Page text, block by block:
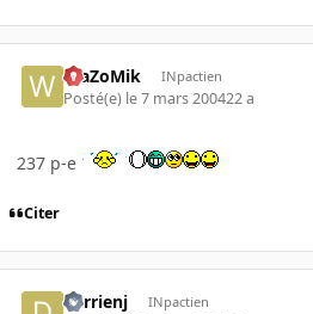
WaZoMik INpactien
Posté(e) le 7 mars 200422 a
237 p-e
Citer
derrienj INpactien